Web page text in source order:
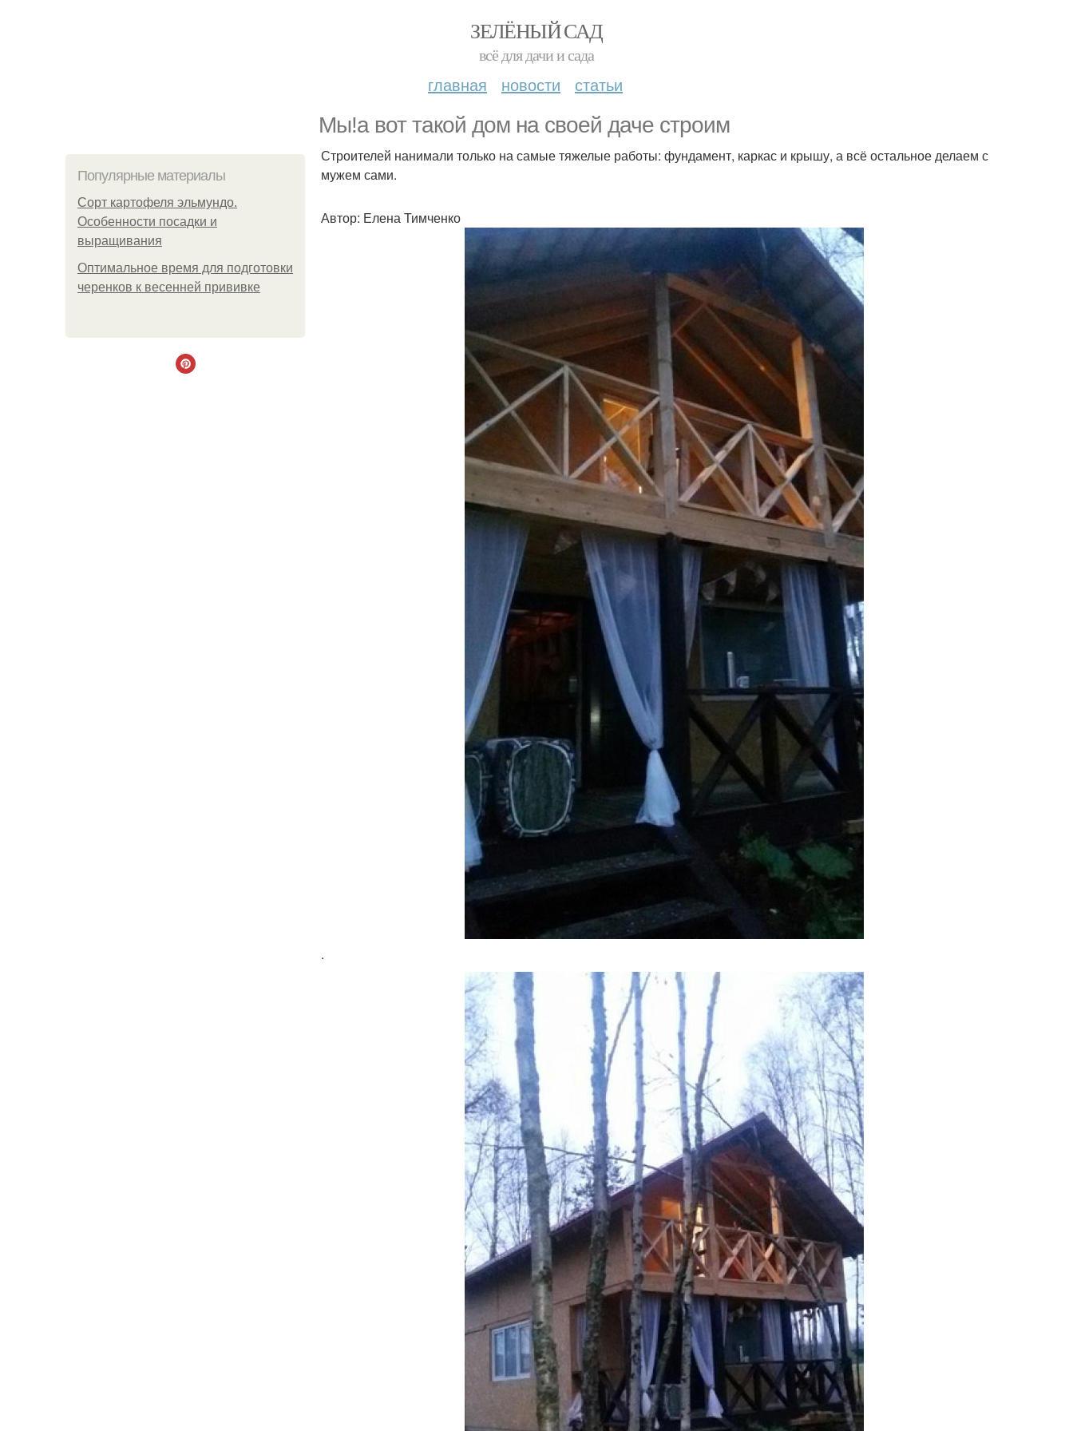
ЗЕЛЁНЫЙ САД
всё для дачи и сада
главная новости статьи
Мы!а вот такой дом на своей даче строим
Популярные материалы
Сорт картофеля эльмундо.
Особенности посадки и
выращивания
Оптимальное время для подготовки
черенков к весенней прививке
Строителей нанимали только на самые тяжелые работы: фундамент, каркас и крышу, а всё остальное делаем с
мужем сами.
Автор: Елена Тимченко
.